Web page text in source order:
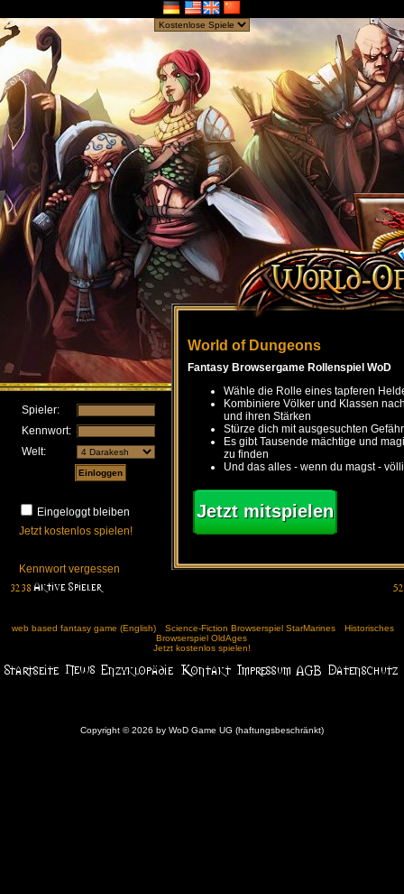
Spieler:
Kennwort:
Welt:
Eingeloggt bleiben
Jetzt kostenlos spielen!
Kennwort vergessen
World of Dungeons
Fantasy Browsergame Rollenspiel WoD
Wähle die Rolle eines tapferen
Kombiniere Völker und Klassen
und ihren Stärken
Stürze dich mit ausgesuchten
Es gibt Tausende mächtige und
zu finden
Und das alles - wenn du magst -
Jetzt mitspielen
web based fantasy game (English) Science-Fiction Browserspiel StarMarines
Historisches
Browserspiel OldAges
Jetzt kostenlos spielen!
Copyright © 2026 by WoD Game UG (haftungsbeschränkt)